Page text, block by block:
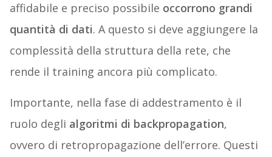
affidabile e preciso possibile occorrono grandi
quantità di dati. A questo si deve aggiungere la
complessità della struttura della rete, che
rende il training ancora più complicato.
Importante, nella fase di addestramento è il
ruolo degli algoritmi di backpropagation,
ovvero di retropropagazione dell’errore. Questi